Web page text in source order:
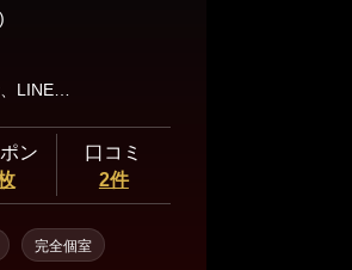
ン
口コミ
2件
完全個室